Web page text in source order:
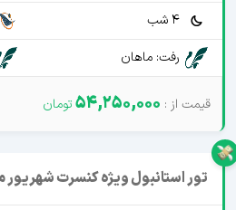
4 شب
رفت: ماهان
54,250,000
تور استانبول ویژه کنسرت شهریور